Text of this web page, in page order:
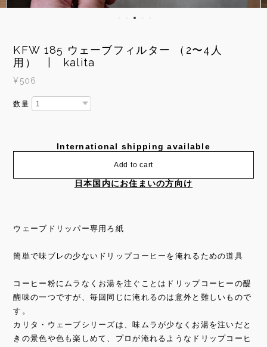
KFW 185 ウェーブフィルター （2〜4人
用） | kalita
¥506
数量
International shipping available
Add to cart
日本国内にお住まいの方向け
ウェーブドリッパー専用ろ紙
簡単で味ブレの少ないドリップコーヒーを淹れるための道具
コーヒー粉にムラなくお湯を注ぐことはドリップコーヒーの醍
醐味の一つですが、毎回同じに淹れるのは意外と難しいもので
す。
カリタ・ウェーブシリーズは、味ムラが少なくお湯を注いだと
きの景色や色も楽しめて、プロが淹れるようなドリップコーヒ